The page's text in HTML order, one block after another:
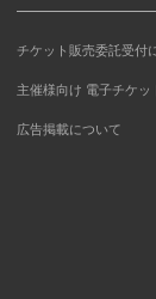
チケット販売委託受付
主催様向け 電子チケッ
広告掲載について